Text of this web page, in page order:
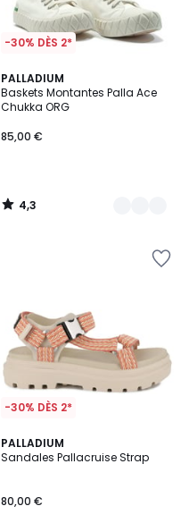
-30% DÈS 2*
PALLADIUM
Baskets Montantes Palla Ace
Chukka ORG
85,00 €
4,3
/ 5
4
Couleurs
4,3
/
-30% DÈS 2*
PALLADIUM
Sandales Pallacruise Strap
80,00 €